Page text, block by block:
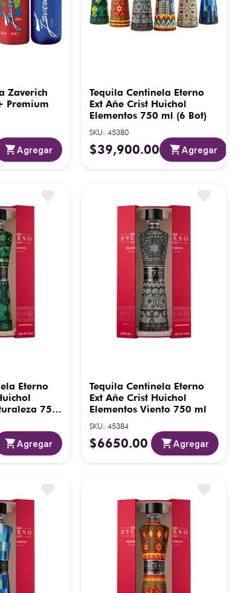
Zaverich
Premium
Agregar
Tequila Centinela Eterno
Ext Añe Crist Huichol
Elementos 750 ml (6 Bot)
SKU:45380
$39,900.00 Agregar
Eterno
750
Agregar
Tequila Centinela Eterno
Ext Añe Crist Huichol
Elementos Viento 750 ml
SKU:45384
$6650.00 Agregar